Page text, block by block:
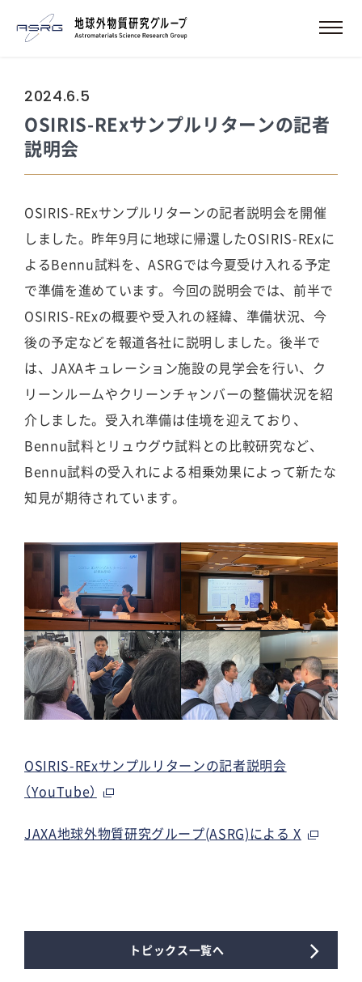
2024.6.5
OSIRIS-RExサンプルリターンの記者
説明会
OSIRIS-RExサンプルリターンの記者説明会を開催
しました。昨年9月に地球に帰還したOSIRIS-RExに
よるBennu試料を、ASRGでは今夏受け入れる予定
で準備を進めています。今回の説明会では、前半で
OSIRIS-RExの概要や受入れの経緯、準備状況、今
後の予定などを報道各社に説明しました。後半で
は、JAXAキュレーション施設の見学会を行い、ク
リーンルームやクリーンチャンバーの整備状況を紹
介しました。受入れ準備は佳境を迎えており、
Bennu試料とリュウグウ試料との比較研究など、
Bennu試料の受入れによる相乗効果によって新たな
知見が期待されています。
OSIRIS-RExサンプルリターンの記者説明会
（YouTube）
JAXA地球外物質研究グループ(ASRG)による X
トピックス一覧へ